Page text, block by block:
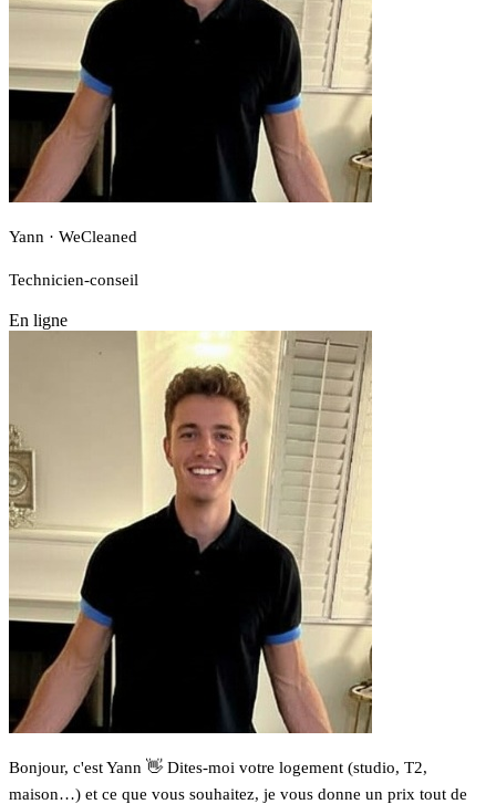
Yann · WeCleaned
Technicien-conseil
En ligne
Bonjour, c'est Yann 👋 Dites-moi votre logement (studio, T2,
maison…) et ce que vous souhaitez, je vous donne un prix tout de